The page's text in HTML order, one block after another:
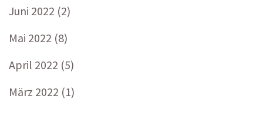
Juni 2022 (2)
Mai 2022 (8)
April 2022 (5)
März 2022 (1)